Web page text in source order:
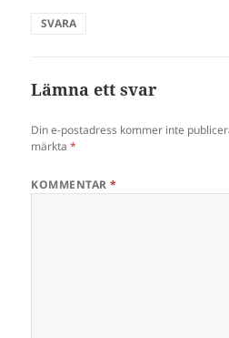
SVARA
Lämna ett svar
Din e-postadress kommer inte
märkta*
KOMMENTAR*